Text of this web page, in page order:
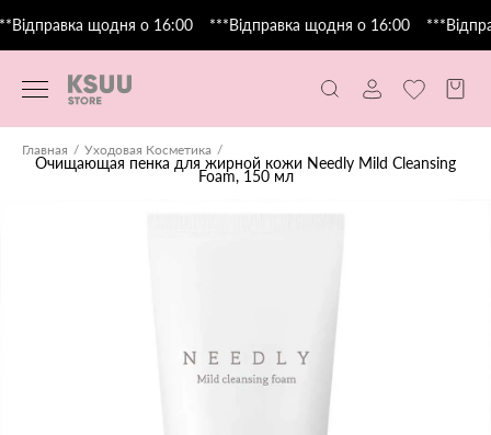
щодня о 16:00 ***Відправка щодня о 16:00
Главная Уходовая Косметика
Очищающая пенка для жирной кожи Needly Mild Cleansing
Foam, 150 мл